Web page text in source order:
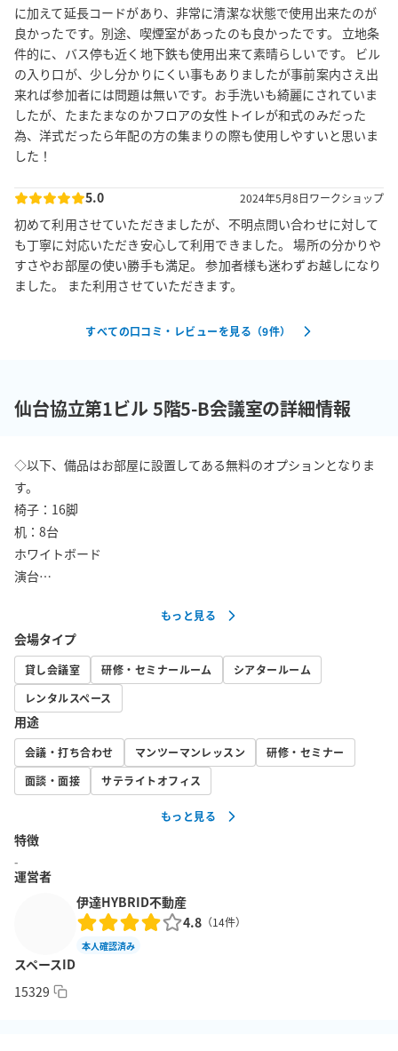
に加えて延長コードがあり、非常に清潔な状態で使用出来たのが
良かったです。別途、喫煙室があったのも良かったです。 立地条
件的に、バス停も近く地下鉄も使用出来て素晴らしいです。 ビル
の入り口が、少し分かりにくい事もありましたが事前案内さえ出
来れば参加者には問題は無いです。お手洗いも綺麗にされていま
したが、たまたまなのかフロアの女性トイレが和式のみだった
為、洋式だったら年配の方の集まりの際も使用しやすいと思いま
した！
5.0 2024年5月8日ワークショップ
初めて利用させていただきましたが、不明点問い合わせに対して
も丁寧に対応いただき安心して利用できました。 場所の分かりや
すさやお部屋の使い勝手も満足。 参加者様も迷わずお越しになり
ました。 また利用させていただきます。
すべての口コミ・レビューを見る（9件）
仙台協立第1ビル 5階5-B会議室の詳細情報
◇以下、備品はお部屋に設置してある無料のオプションとなりま
す。
椅子：16脚
机：8台
ホワイトボード
演台
傘立て
ハンガーラック
ブランケット
ティッシュ、ウェットティッシュ
延長コード・携帯充電器
◇以下、備品は同ビル3階共用スペースにあるロッカーからお客様
自身でお部屋にお持ちいただくオプション品です。ご予約時オプ
ションからお選び下さい。
・プロジェクター（1,000円）　※接続端子：HDMI、VGA　※タ
ブレットは繋がらない場合がございますので、PCもお持ちくださ
・ポインター　※プロジェクターの中に入っております
・80インチ置き型スクリーン（1,000円）
・有線マイク付きスピーカー（1,000円）
もっと見る
会場タイプ
貸し会議室 研修・セミナールーム
シアタールーム
レンタルスペース
用途
会議・打ち合わせ マンツーマンレッスン
研修・セミナー
面談・面接
サテライトオフィス
もっと見る
特徴
-
運営者
伊達HYBRID不動産
4.8 （14件）
本人確認済み
スペースID
15329